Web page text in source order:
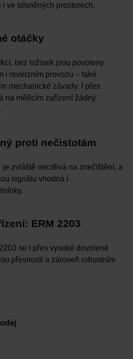
ve stísněných prostorech.
otáčky
bez ložisek jsou povoleny
i reverzním provozu – také
mechanické závady. I přes
na měřicím zařízení žádný
proti nečistotám
zvláště necitlivá na znečištění, a
signálu vhodná i
ERM 2203
se i přes vysoké dovolené
přesností a zároveň robustním